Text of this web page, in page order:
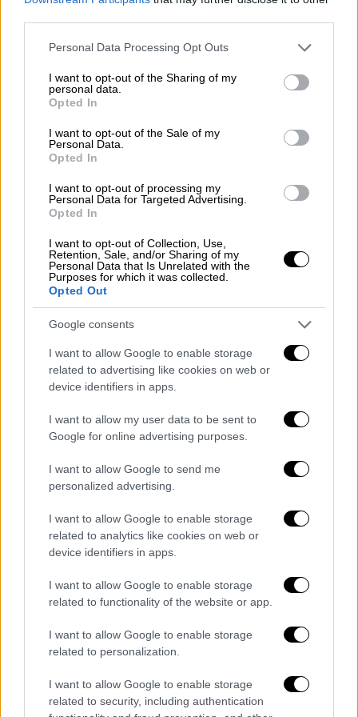
Please note that this website/app uses one or more Google
not limited to your visit or usage behaviour. You may click to
grant or deny consent to Google and its third-party tags to
use your data for below specified purposes in below Google
consent section.
Personal Data Processing Opt Outs
I want to opt-out of the Sharing of my
personal data.
Opted In
I want to opt-out of the Sale of my
Personal Data.
Opted In
I want to opt-out of processing my
Personal Data for Targeted Advertising.
Opted In
I want to opt-out of Collection, Use,
Retention, Sale, and/or Sharing of my
Personal Data that Is Unrelated with the
Purposes for which it was collected.
Opted Out
Google consents
I want to allow Google to enable storage
related to advertising like cookies on web or
device identifiers in apps.
I want to allow my user data to be sent to
Google for online advertising purposes.
I want to allow Google to send me
personalized advertising.
I want to allow Google to enable storage
related to analytics like cookies on web or
device identifiers in apps.
I want to allow Google to enable storage
related to functionality of the website or app.
I want to allow Google to enable storage
related to personalization.
I want to allow Google to enable storage
related to security, including authentication
χαλαζοπτώσεις και δυνατούς ανέμους.
Ο καιρός σε Αττική και Θεσσαλονίκη
ΣτηνΑττική, η κακοκαιρία
πιο βόρεια τμήματα προς την πλευρά της
Βοιωτίας και δεν έχουμε κάτι αξιόλογο.
Μπορεί να υπάρχουν λίγες βροχές μέχρι το
μεσημέρι ωστόσο στη συνέχεια ο καιρός θα
βελτιωθεί. Οι άνεμοι πνέουν με ισχυρές
εντάσεις, ενώ ουδράργυρος φτάνει μέχρι
τους 19 βαθμούς .
Θεσσαλονίκη, υπάρχειένα άστατο
καιρικό μοτίβομε βροχές και τοπικά
ισχυρές καταιγίδες ιδιαίτερα στα πιονότια
τμήματακαι ο καιρός θα αρχίσει σιγά σιγά να
βελτιώνεται με τους δυνατούς νοτιάδες να
υδράργυρος θα φτάσει μέχρι τους 16
Πότε έρχεται νέα κακοκαιρία
Τα φαινόμενα θα περιοριστούν στο
Αιγαίο
αύριο, Τρίτη, ενώ από την Τετάρτη θα μπουν